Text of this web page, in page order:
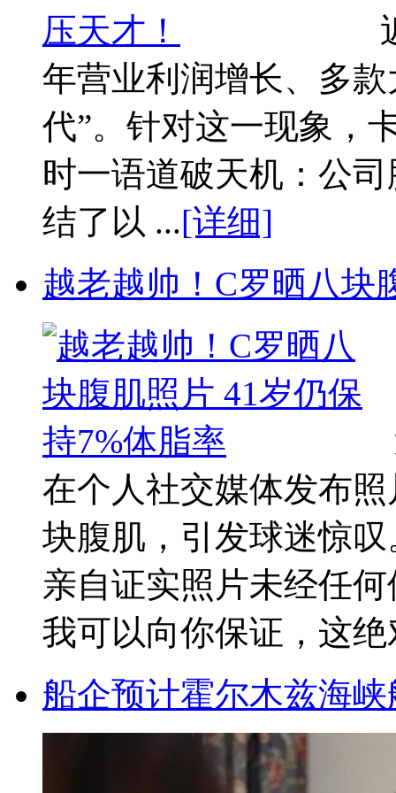
年营业利润增长、多
代”。针对这一现象，
时一语道破天机：公
结了以 ...[详细]
越老越帅！C罗晒八块
在个人社交媒体发布
块腹肌，引发球迷惊
亲自证实照片未经任
我可以向你保证，这绝
船企预计霍尔木兹海